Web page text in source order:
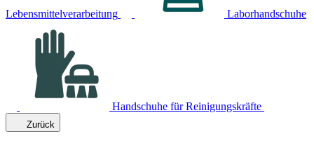
Lebensmittelverarbeitung Laborhandschuhe
Handschuhe für Reinigungskräfte
Zurück